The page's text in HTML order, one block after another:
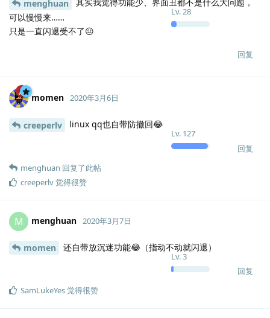
Lv.28
menghuan
可以慢慢来……
只是一直闪退受不了😖
回复
momen
Lv. 127
2020年3月6日
creeperlv linux qq也自带防撤回😂
回复
menghuan 回复了此帖
creeperlv觉得很赞
M menghuan
Lv.3
2020年3月7日
momen 还自带放沉迷功能😂（指动不动就闪退）
回复
SamLukeYes觉得很赞